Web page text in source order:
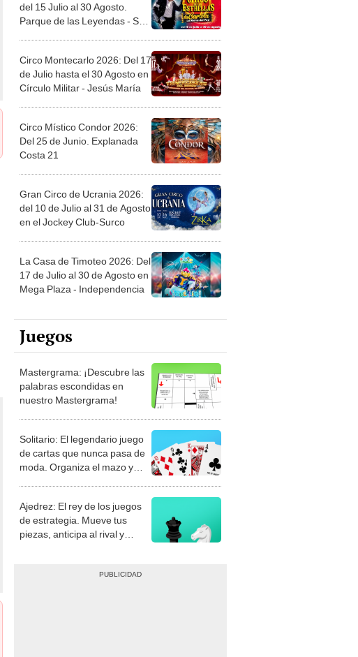
del 15 Julio al 30 Agosto.
Parque de las Leyendas - San
Circo Montecarlo 2026: Del 17
de Julio hasta el 30 Agosto en
Círculo Militar - Jesús María
Circo Místico Condor 2026:
Del 25 de Junio. Explanada
Costa 21
Gran Circo de Ucrania 2026:
del 10 de Julio al 31 de Agosto
en el Jockey Club-Surco
La Casa de Timoteo 2026: Del
17 de Julio al 30 de Agosto en
Mega Plaza - Independencia
Juegos
Mastergrama: ¡Descubre las
palabras escondidas en
nuestro Mastergrama!
Solitario: El legendario juego
de cartas que nunca pasa de
moda. Organiza el mazo y
Ajedrez: El rey de los juegos
de estrategia. Mueve tus
piezas, anticipa al rival y